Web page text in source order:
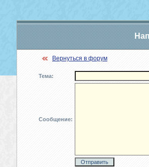
Вернуться в форум
Тема:
Сообщение: